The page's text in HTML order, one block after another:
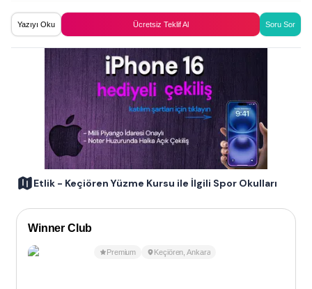
Yazıyı Oku Ücretsiz Teklif Al Soru Sor
Etlik - Keçiören Yüzme Kursu ile İlgili Spor Okulları
Winner Club
Premium Keçiören ,Ankara